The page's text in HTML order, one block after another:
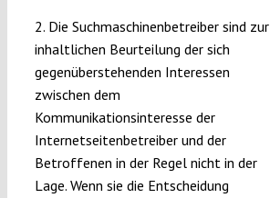
2. Die Suchmaschinenbetreiber sind zur
inhaltlichen Beurteilung der sich
gegenüberstehenden Interessen
zwischen dem
Kommunikationsinteresse der
Internetseitenbetreiber und der
Betroffenen in der Regel nicht in der
Lage. Wenn sie die Entscheidung